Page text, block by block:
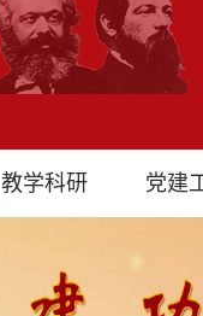
教学科研 党建